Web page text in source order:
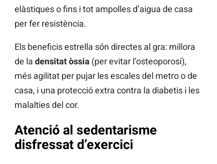
elàstiques o fins i tot ampolles d’aigua de casa
per fer resistència.
Els beneficis estrella són directes al gra: millora
de la densitat òssia (per evitar l’osteoporosi),
més agilitat per pujar les escales del metro o de
casa, i una protecció extra contra la diabetis i les
malalties del cor.
Atenció al sedentarisme
disfressat d’exercici